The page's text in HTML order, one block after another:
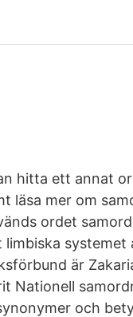
hitta ett annat
läsa mer om
ordet
systemet
är
Nationell
och